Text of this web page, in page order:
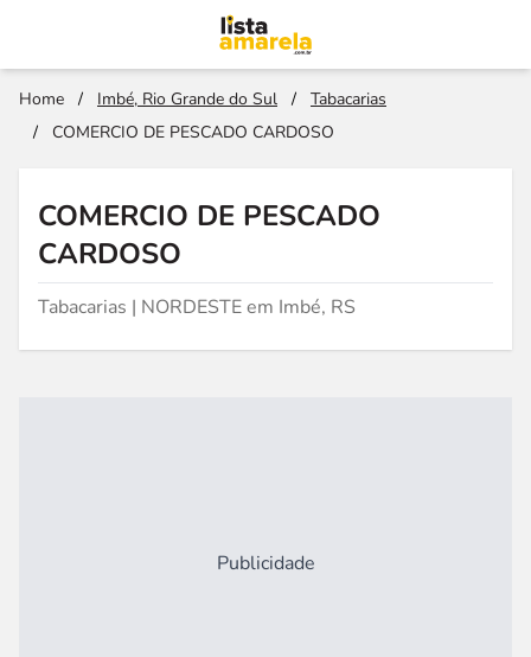
Home / Imbé, Rio Grande do Sul /
Tabacarias
/
COMERCIO DE PESCADO CARDOSO
COMERCIO DE PESCADO
CARDOSO
Tabacarias | NORDESTE em Imbé, RS
Publicidade